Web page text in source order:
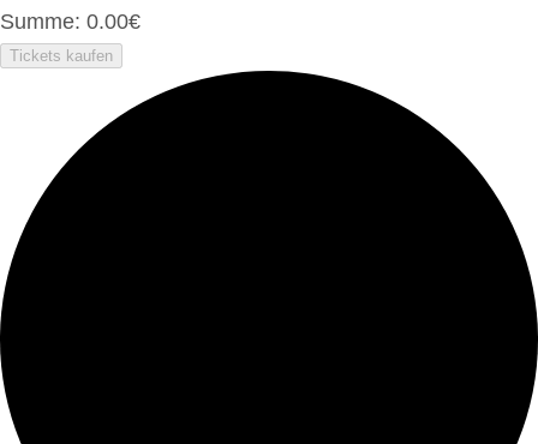
Summe: 0.00€
Tickets kaufen